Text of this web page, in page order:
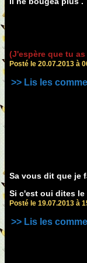
(J'espère que tu as
Posté le 20.07.2013 à
>> Lis les
Sa vous dit que je
Si c'est oui dites le
Posté le 19.07.2013 à
>> Lis les